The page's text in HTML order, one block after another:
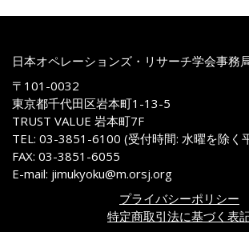
日本オペレーションズ・リサーチ学会事務
〒101-0032
東京都千代田区岩本町1-13-5
TRUST VALUE 岩本町7F
TEL: 03-3851-6100 (受付時間: 水曜を除く
FAX: 03-3851-6055
E-mail: jimukyoku@m.orsj.org
プライバシーポリシー
特定商取引法に基づく表